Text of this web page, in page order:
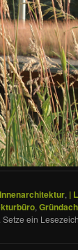
, |
, Gründach
ein